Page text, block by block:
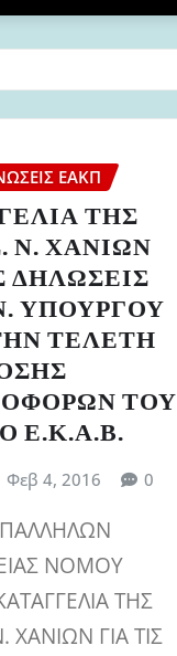
ΕΑΚΠ
ΤΗΣ
Ν. ΧΑΝΙΩΝ
ΔΗΛΩΣΕΙΣ
ΥΠΟΥΡΓΟΥ
ΤΕΛΕΤΗ
ΤΟΥ
Ε.Κ.Α.Β.
Φεβ 4, 2016 0
ΝΟΜΟΥ
ΤΗΣ
ΧΑΝΙΩΝ ΓΙΑ ΤΙΣ